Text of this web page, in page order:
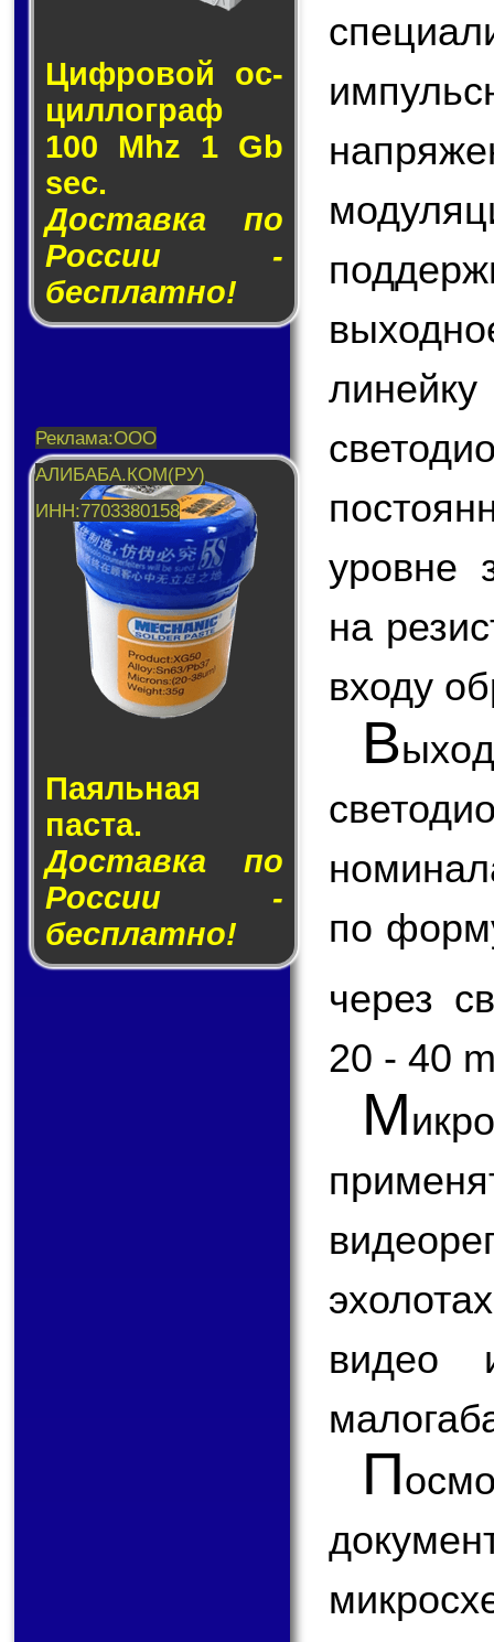
Циф­ро­вой ос­
цил­лог­раф
100 Mhz 1 Gb
sec.
Доставка по
России -
бесплатно!
Паяльная
паста.
Доставка по
России -
бесплатно!
уровне
на
входу
В
по
через
20 - 40
М
видео
П